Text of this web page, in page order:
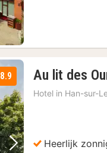
8.9 Au lit des
Hotel in Han-sur-
Heerlijk